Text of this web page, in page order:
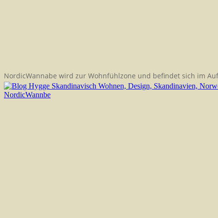
NordicWannabe wird zur Wohnfühlzone und befindet sich im